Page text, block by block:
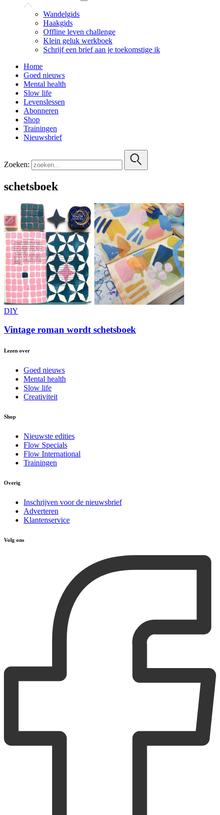
Wandelgids
Haakgids
Offline leven challenge
Klein geluk werkboek
Schrijf een brief aan je toekomstige ik
Home
Goed nieuws
Mental health
Slow life
Levenslessen
Abonneren
Shop
Trainingen
Nieuwsbrief
Zoeken:
schetsboek
DIY
Vintage roman wordt schetsboek
Lezen over
Goed nieuws
Mental health
Slow life
Creativiteit
Shop
Nieuwste edities
Flow Specials
Flow International
Trainingen
Overig
Inschrijven voor de nieuwsbrief
Adverteren
Klantenservice
Volg ons